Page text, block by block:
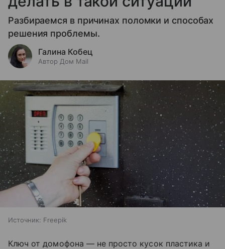
Разбираемся в причинах поломки и способах
решения проблемы.
Галина Кобец
Автор Дом Mail
Источник: Freepik
Ключ от домофона — не просто кусок пластика и